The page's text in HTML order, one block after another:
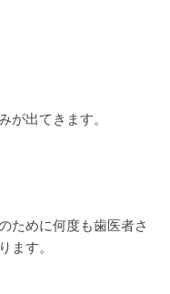
が出てきます。
ために何度も歯医者さ
ます。